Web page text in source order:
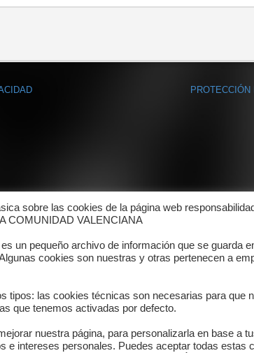
PROTECCIÓN
sobre las cookies de la página web
COMUNIDAD VALENCIANA
un pequeño archivo de información que se guarda
cookies son nuestras y otras pertenecen a
tipos: las cookies técnicas son necesarias para que
que tenemos activadas por defecto.
nuestra página, para personalizarla en base a
e intereses personales. Puedes aceptar todas estas